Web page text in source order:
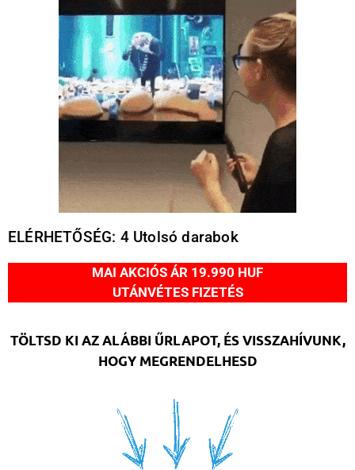
ELÉRHETŐSÉG: 4 Utolsó darabok
MAI AKCIÓS ÁR 19.990 HUF
UTÁNVÉTES FIZETÉS
TÖLTSD KI AZ ALÁBBI ŰRLAPOT, ÉS VISSZAHÍVUNK,
HOGY MEGRENDELHESD